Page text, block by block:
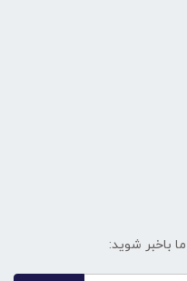
باخبر شوید: